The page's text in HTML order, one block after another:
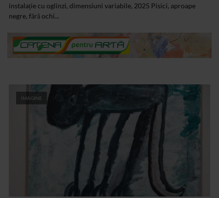
instalație cu oglinzi, dimensiuni variabile, 2025 Pisici, aproape
negre, fără ochi...
IMAGINE